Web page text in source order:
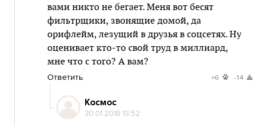
вами никто не бегает. Меня вот бесят
фильтрщики, звонящие домой, да
орифлейм, лезущий в друзья в соцсетях. Ну
оценивает кто-то свой труд в миллиард,
мне что с того? А вам?
Ответить +6 -14
Космос
30.01.2018 13:52